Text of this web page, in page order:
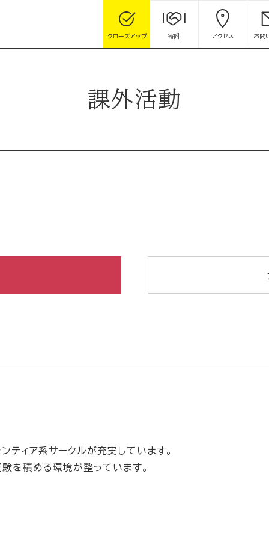
クローズアップ 寄附 アクセス お問
課外活動
ティア系サークルが充実しています。
を積める環境が整っています。